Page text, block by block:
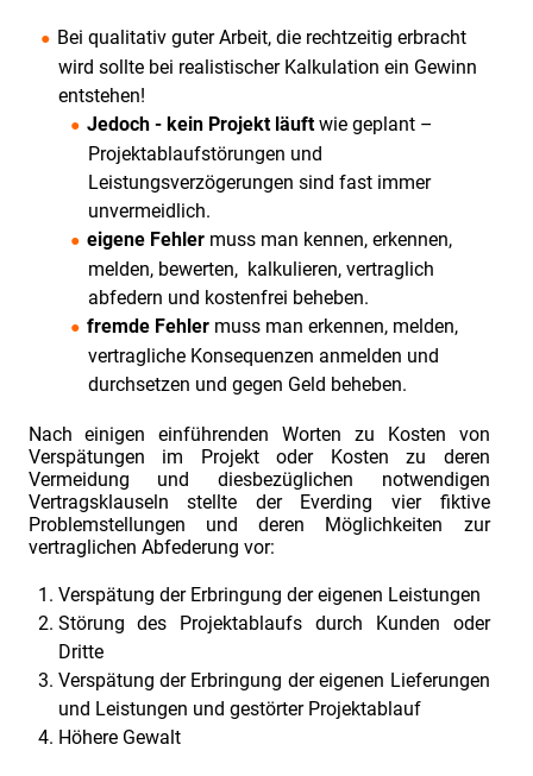
Bei qualitativ guter Arbeit, die rechtzeitig erbracht
wird sollte bei realistischer Kalkulation ein Gewinn
entstehen!
Jedoch - kein Projekt läuftwie geplant –
Projektablaufstörungen und
Leistungsverzögerungen sind fast immer
unvermeidlich.
eigene Fehlermuss man kennen, erkennen,
melden, bewerten, kalkulieren, vertraglich
abfedern und kostenfrei beheben.
fremde Fehlermuss man erkennen, melden,
vertragliche Konsequenzen anmelden und
durchsetzen und gegen Geld beheben.
Nach einigen einführenden Worten zu Kosten von
Verspätungen im Projekt oder Kosten zu deren
Vermeidung und diesbezüglichen notwendigen
Vertragsklauseln stellte der Everding vier fiktive
Problemstellungen und deren Möglichkeiten zur
vertraglichen Abfederung vor:
Verspätung der Erbringung der eigenen Leistungen
Störung des Projektablaufs durch Kunden oder
Dritte
Verspätung der Erbringung der eigenen Lieferungen
und Leistungen und gestörter Projektablauf
Höhere Gewalt